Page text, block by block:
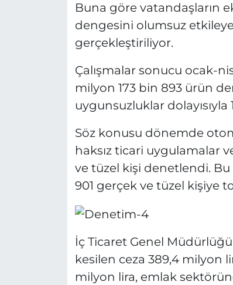
Buna göre vatandaşların
dengesini olumsuz
gerçekleştiriliyor.
Çalışmalar sonucu ocak-
milyon 173 bin 893 ürün
uygunsuzluklar dolayısıyla
Söz konusu dönemde
haksız ticari uygulamalar
ve tüzel kişi denetlendi.
901 gerçek ve tüzel kişiye
İç Ticaret Genel
kesilen ceza 389,4 milyon
milyon lira, emlak